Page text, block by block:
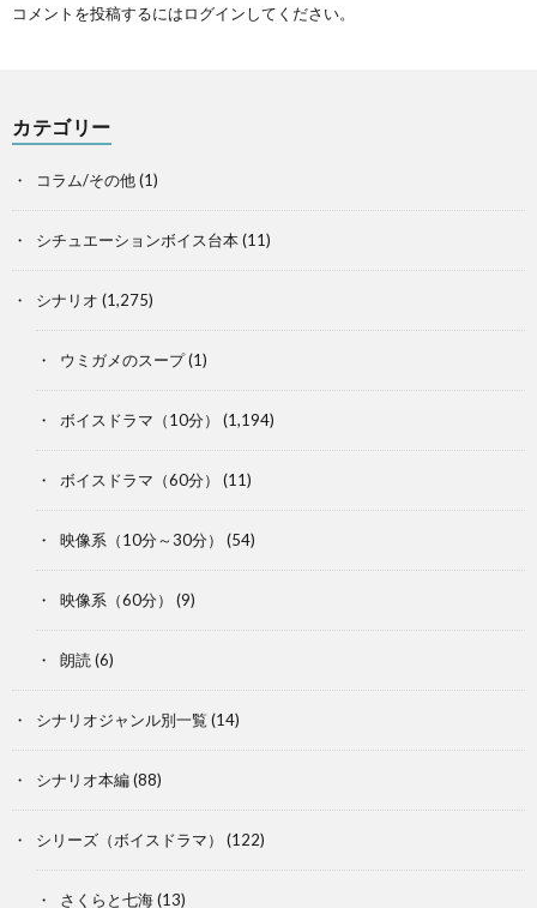
コメントを投稿するにはログインしてください。
カテゴリー
コラム/その他(1)
シチュエーションボイス台本(11)
シナリオ (1,275)
ウミガメのスープ(1)
ボイスドラマ（10分） (1,194)
ボイスドラマ（60分） (11)
映像系（10分～30分） (54)
映像系（60分） (9)
朗読 (6)
シナリオジャンル別一覧 (14)
シナリオ本編(88)
シリーズ（ボイスドラマ） (122)
さくらと七海(13)